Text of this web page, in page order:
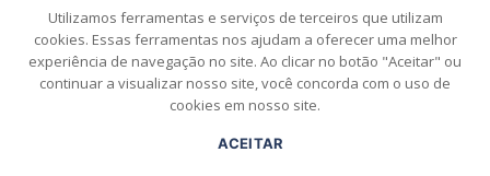
Utilizamos ferramentas e serviços de terceiros que utilizam
cookies. Essas ferramentas nos ajudam a oferecer uma melhor
experiência de navegação no site. Ao clicar no botão "Aceitar" ou
continuar a visualizar nosso site, você concorda com o uso de
cookies em nosso site.
ACEITAR